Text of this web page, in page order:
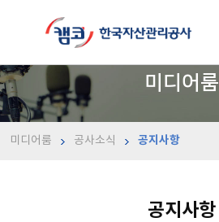
미디어룸
미디어룸 공사소식 공지사항
공지사항